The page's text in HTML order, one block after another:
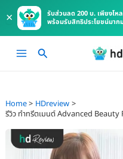
×
รับส่วนลด 200 บ. เพียงโ
พร้อมรับสิทธิประโยชน์มาก
Main
Home
HDreview
รีวิว ทำทรีตเมนต์ Advanced